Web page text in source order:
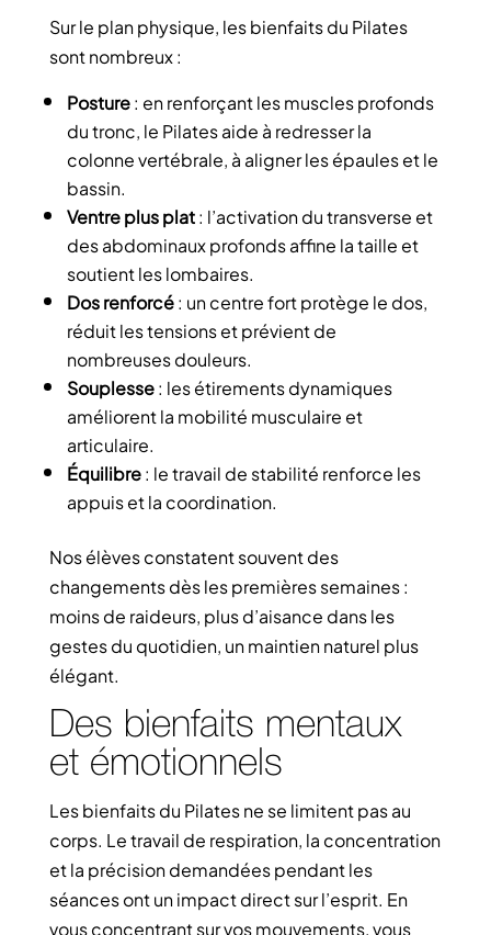
Sur le plan physique, les bienfaits du Pilates
sont nombreux :
Posture: en renforçant les muscles profonds
du tronc, le Pilates aide à redresser la
colonne vertébrale, à aligner les épaules et le
bassin.
Ventre plus plat: l’activation du transverse et
des abdominaux profonds affine la taille et
soutient les lombaires.
Dos renforcé: un centre fort protège le dos,
réduit les tensions et prévient de
nombreuses douleurs.
Souplesse: les étirements dynamiques
améliorent la mobilité musculaire et
articulaire.
Équilibre: le travail de stabilité renforce les
appuis et la coordination.
Nos élèves constatent souvent des
changements dès les premières semaines :
moins de raideurs, plus d’aisance dans les
gestes du quotidien, un maintien naturel plus
élégant.
Des bienfaits mentaux
et émotionnels
Les bienfaits du Pilates ne se limitent pas au
corps. Le travail de respiration, la concentration
et la précision demandées pendant les
séances ont un impact direct sur l’esprit. En
vous concentrant sur vos mouvements, vous